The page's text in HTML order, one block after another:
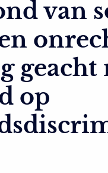
van
geacht
op